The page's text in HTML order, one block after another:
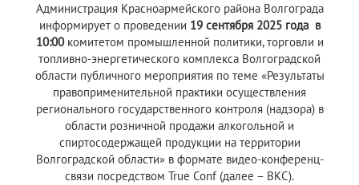
Администрация Красноармейского района Волгограда
информирует о проведении 19 сентября 2025 года в
10:00комитетом промышленной политики, торговли и
топливно-энергетического комплекса Волгоградской
области публичного мероприятия по теме «Результаты
правоприменительной практики осуществления
регионального государственного контроля (надзора) в
области розничной продажи алкогольной и
спиртосодержащей продукции на территории
Волгоградской области» в формате видео-конференц-
связи посредством True Conf (далее – ВКС).